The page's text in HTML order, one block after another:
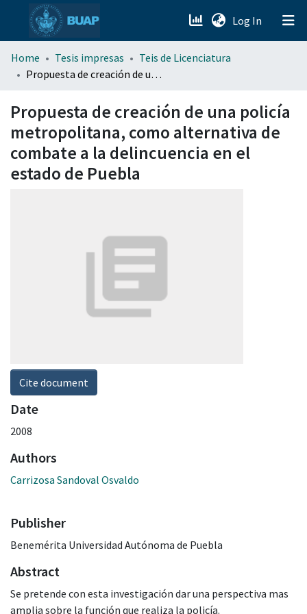
Log In (current)
menu.section.about_menu
Home Tesis impresas
Teis de Licenciatura
Propuesta de creación de una policía metropolitana, como alternativa de combate a la delincuencia en el estado de Puebla
Propuesta de creación de una policía
metropolitana, como alternativa de
combate a la delincuencia en el
estado de Puebla
Cite document
Date
2008
Authors
Carrizosa Sandoval Osvaldo
Publisher
Benemérita Universidad Autónoma de Puebla
Abstract
Se pretende con esta investigación dar una perspectiva mas
amplia sobre la función que realiza la policía.